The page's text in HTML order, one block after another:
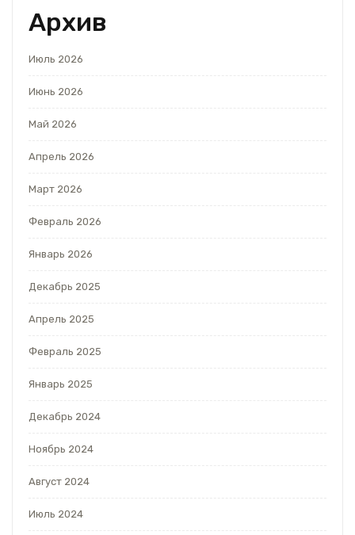
Архив
Июль 2026
Июнь 2026
Май 2026
Апрель 2026
Март 2026
Февраль 2026
Январь 2026
Декабрь 2025
Апрель 2025
Февраль 2025
Январь 2025
Декабрь 2024
Ноябрь 2024
Август 2024
Июль 2024